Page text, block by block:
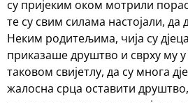
су пријеким оком мотрили
те су свим силама настојали,
Неким родитељима, чија су
приказаше друштво и сврху му у
таковом свијетлу, да су многа
жалосна срца оставити